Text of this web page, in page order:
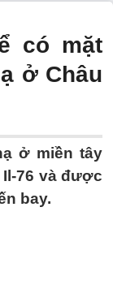
có mặt
ở Châu
ở miền tây
76 và được
bay.